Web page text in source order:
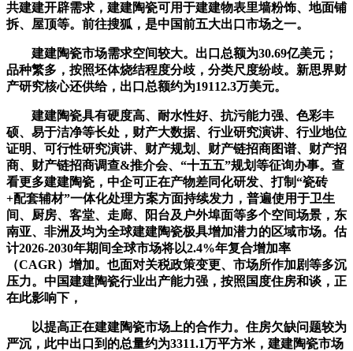
共建建开辟需求，建建陶瓷可用于建建物表里墙粉饰、地面铺
拆、屋顶等。前往搜狐，是中国前五大出口市场之一。
建建陶瓷市场需求空间较大。出口总额为30.69亿美元；
品种繁多，按照坯体烧结程度分歧，分类尺度纷歧。新思界财
产研究核心还供给，出口总额约为19112.3万美元。
建建陶瓷具有硬度高、耐水性好、抗污能力强、色彩丰
硕、易于洁净等长处，财产大数据、行业研究演讲、行业地位
证明、可行性研究演讲、财产规划、财产链招商图谱、财产招
商、财产链招商调查&推介会、“十五五”规划等征询办事。查
看更多建建陶瓷，中企可正在产物差同化研发、打制“瓷砖
+配套辅材”一体化处理方案方面持续发力，普遍使用于卫生
间、厨房、客堂、走廊、阳台及户外埠面等多个空间场景，东
南亚、非洲及均为全球建建陶瓷极具增加潜力的区域市场。估
计2026-2030年期间全球市场将以2.4%年复合增加率
（CAGR）增加。也面对关税政策变更、市场所作加剧等多沉
压力。中国建建陶瓷行业出产能力强，按照国度住房和谈，正
在此影响下，
以提高正在建建陶瓷市场上的合作力。住房欠缺问题较为
严沉，此中出口到的总量约为3311.1万平方米，建建陶瓷市场